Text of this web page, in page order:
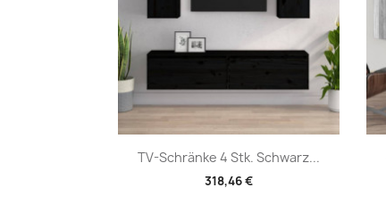
TV-Schränke 4 Stk. Schwarz...
318,46 €
Vorschau